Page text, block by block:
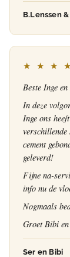
B.Lenssen
★ ★ ★
Beste Inge
In deze
Inge ons
cement
geleverd!
Fijne na-
info nu de
Nogmaals
Groet Bibi
Ser en Bibi